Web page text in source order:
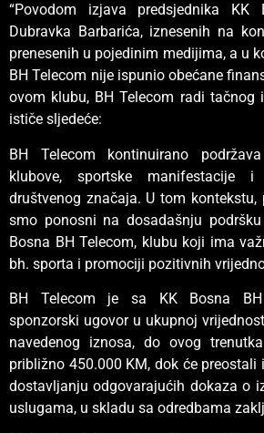
“Povodom izjava predsjednika KK
Dubravka Barbarića, iznesenih na
prenesenih u pojedinim medijima, a u
BH Telecom nije ispunio obećane
ovom klubu, BH Telecom radi tačnog
ističe sljedeće:
BH Telecom kontinuirano
klubove, sportske manifestacije
društvenog značaja. U tom kontekstu,
smo ponosni na dosadašnju
Bosna BH Telecom, klubu koji ima
bh. sporta i promociji pozitivnih
BH Telecom je sa KK Bosna BH
sponzorski ugovor u ukupnoj
navedenog iznosa, do ovog
približno 450.000 KM, dok će
dostavljanju odgovarajućih dokaza o
uslugama, u skladu sa odredbama